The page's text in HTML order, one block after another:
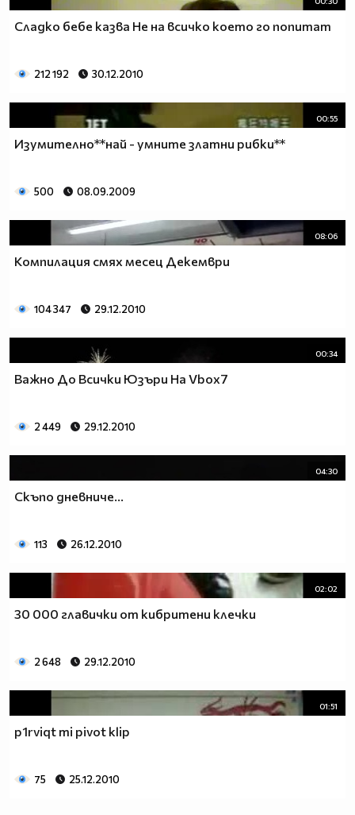
Сладко бебе казва Не на всичко което го попитат
212 192 30.12.2010
00:55
Изумително**най - умните златни рибки**
500 08.09.2009
08:06
Компилация смях месец Декември
104 347 29.12.2010
00:34
Важно До Всички Юзъри На Vbox7
2 449 29.12.2010
04:30
Скъпо дневниче...
113 26.12.2010
02:02
30 000 главички от кибритени клечки
2 648 29.12.2010
01:51
p1rviqt mi pivot klip
75 25.12.2010